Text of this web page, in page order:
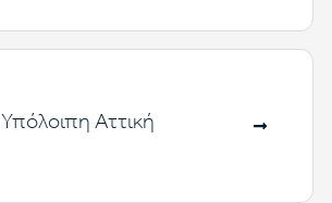
Υπόλοιπη Αττική